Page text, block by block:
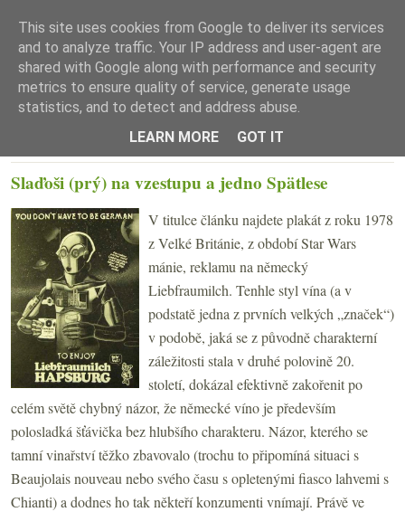
☰ Menu
Slaďoši (prý) na vzestupu a jedno Spätlese
V titulce článku najdete plakát z roku 1978
z Velké Británie, z období Star Wars
mánie, reklamu na německý
Liebfraumilch. Tenhle styl vína (a v
podstatě jedna z prvních velkých „značek“)
v podobě, jaká se z původně charakterní
záležitosti stala v druhé polovině 20.
století, dokázal efektivně zakořenit po
celém světě chybný názor, že německé víno je především
polosladká šťávička bez hlubšího charakteru. Názor, kterého se
tamní vinařství těžko zbavovalo (trochu to připomíná situaci s
Beaujolais nouveau nebo svého času s opletenými fiasco lahvemi s
Chianti) a dodnes ho tak někteří konzumenti vnímají. Právě ve
This site uses cookies from Google to deliver its services
and to analyze traffic. Your IP address and user-agent are
shared with Google along with performance and security
metrics to ensure quality of service, generate usage
statistics, and to detect and address abuse.
LEARN MORE
GOT IT